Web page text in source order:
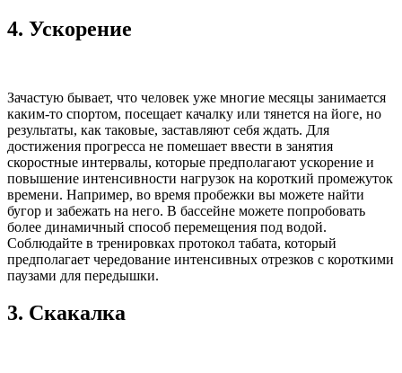
4. Ускорение
Зачастую бывает, что человек уже многие месяцы занимается
каким-то спортом, посещает качалку или тянется на йоге, но
результаты, как таковые, заставляют себя ждать. Для
достижения прогресса не помешает ввести в занятия
скоростные интервалы, которые предполагают ускорение и
повышение интенсивности нагрузок на короткий промежуток
времени. Например, во время пробежки вы можете найти
бугор и забежать на него. В бассейне можете попробовать
более динамичный способ перемещения под водой.
Соблюдайте в тренировках протокол табата, который
предполагает чередование интенсивных отрезков с короткими
паузами для передышки.
3. Скакалка